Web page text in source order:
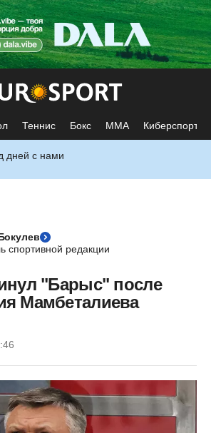
Теннис Бокс ММА Киберспорт
дней с нами
спортивной редакции
"Барыс" после
Мамбеталиева